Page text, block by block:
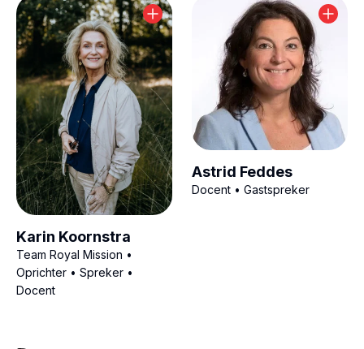
Karin Koornstra
Team Royal Mission •
Oprichter • Spreker •
Docent
Astrid Feddes
Docent • Gastspreker